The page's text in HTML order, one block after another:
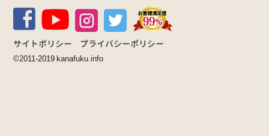
サイトポリシー プライバシーポリシー
©2011-2019 kanafuku.info